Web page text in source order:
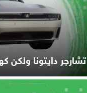
تشارجر دايتونا ولكن